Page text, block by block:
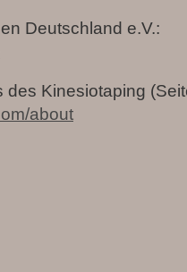
Deutschland e.V.:
des Kinesiotaping
about